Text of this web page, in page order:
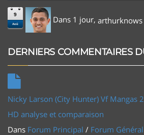
9
Aoû Dans 1 jour, arthurknows
DERNIERS COMMENTAIRES
Nicky Larson (City Hunter) Vf Mangas
HD analyse et comparaison
Dans Forum Principal / Forum Général